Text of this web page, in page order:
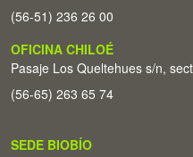
(56-51) 236 26 00
OFICINA CHILOÉ
Pasaje Los Queltehues s/n,
(56-65) 263 65 74
SEDE BIOBÍO